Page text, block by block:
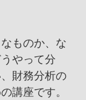
ものか、な
やって分
財務分析の
講座です。